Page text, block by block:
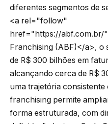
diferentes segmentos de
<a rel="follow"
href="https://abf.com.br/
Franchising (ABF)</a>,
de R$ 300 bilhões em
alcançando cerca de R$
uma trajetória
franchising permite
forma estruturada, com